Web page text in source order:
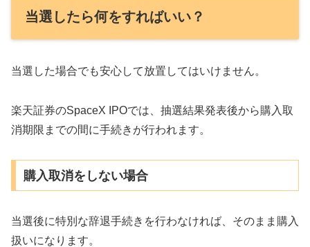
当選したら何をすればいい？
当選した場合でも安心して放置してはいけません。
楽天証券のSpaceX IPOでは、抽選結果発表後から購入取
消期限までの間に手続きが行われます。
購入取消をしない場合
当選後に特別な辞退手続きを行わなければ、そのまま購入
扱いになります。